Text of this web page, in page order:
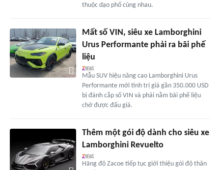
thuộc dạo phố cùng nhau.
Mất số VIN, siêu xe Lamborghini
Urus Performante phải ra bãi phế
liệu
Mẫu SUV hiệu năng cao Lamborghini Urus
Performante mới tinh trị giá gần 350.000 USD
bị đánh cắp số VIN và phải nằm bãi phế liệu
chờ được đấu giá.
Thêm một gói độ dành cho siêu xe
Lamborghini Revuelto
Hãng độ Zacoe tiếp tục giới thiệu gói độ thân